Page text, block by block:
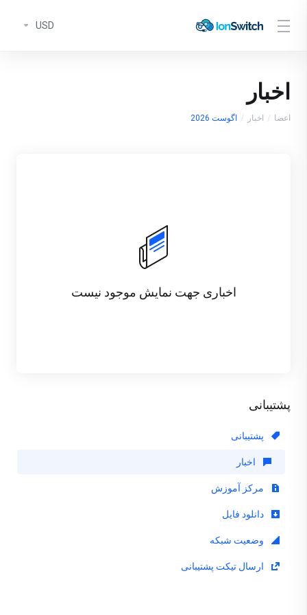
USD
اخبار
اعضا اخبار اگوست 2026
پشتیبانی
پشتیبانی
اخبار
مرکز آموزش
دانلود فایل
وضعیت شبکه
ارسال تیکت پشتیبانی
اخباری جهت نمایش موجود نیست